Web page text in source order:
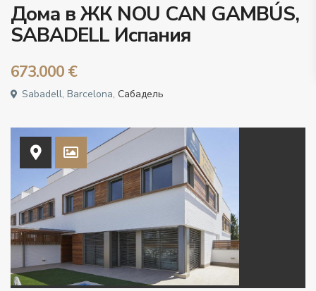
Дома в ЖК NOU CAN GAMBÚS,
SABADELL Испания
673.000 €
Sabadell, Barcelona, Сабадель